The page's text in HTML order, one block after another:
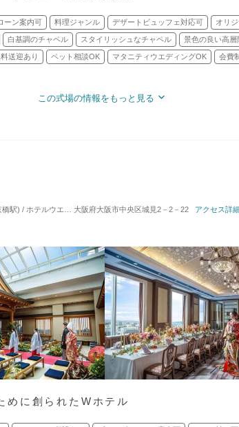
ーン案内可 料理ジャンル デザートビュッフェ対応可 オリ
白基調のチャペル スタイリッシュなチャペル 景色の良い高
送迎あり ペット相談OK マタニティウエディングOK 会費
この式場の情報をもっと見る
ホテルウエディング 対応人数: 着席：6名 ～ 130名 挙式スタイ
大阪府大阪市中央区城見2－2－22 アクセス詳
めに創られたWホテル